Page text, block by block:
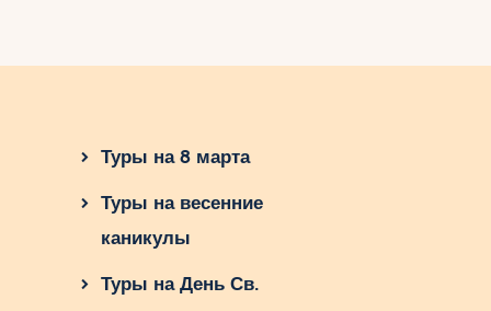
Туры на 8 марта
Туры на весенние
каникулы
Туры на День Св.